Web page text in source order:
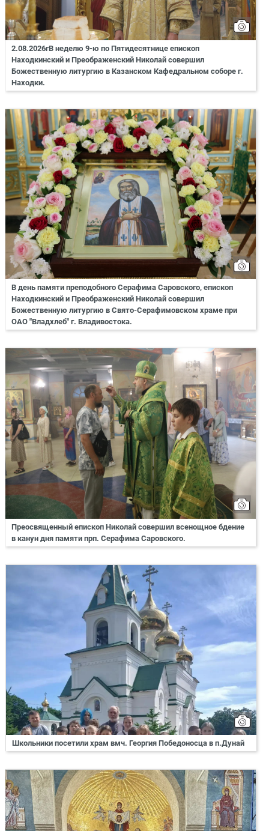
2.08.2026гВ неделю 9-ю по Пятидесятнице епископ
Находкинский и Преображенский Николай совершил
Божественную литургию в Казанском Кафедральном соборе г.
Находки.
В день памяти преподобного Серафима Саровского, епископ
Находкинский и Преображенский Николай совершил
Божественную литургию в Свято-Серафимовском храме при
ОАО "Владхлеб" г. Владивостока.
Преосвященный епископ Николай совершил всенощное бдение
в канун дня памяти прп. Серафима Саровского.
Школьники посетили храм вмч. Георгия Победоносца в п.Дунай